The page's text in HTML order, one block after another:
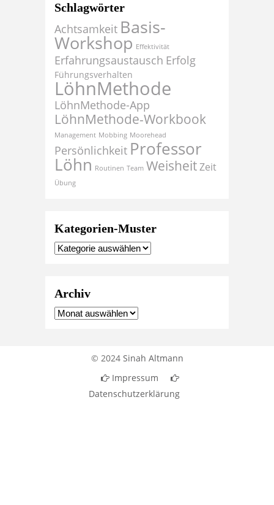
Schlagwörter
Achtsamkeit Basis-
Workshop Effektivität
Erfahrungsaustausch Erfolg
Führungsverhalten
LöhnMethode
LöhnMethode-App
LöhnMethode-Workbook
Management Mobbing Moorehead
Persönlichkeit Professor
Löhn Routinen Team WeisheitZeit
Übung
Kategorien-Muster
Archiv
© 2024 Sinah Altmann
Impressum
Datenschutzerklärung